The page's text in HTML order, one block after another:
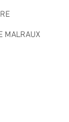
MALRAUX